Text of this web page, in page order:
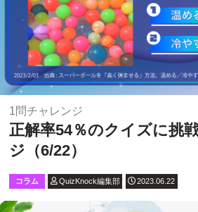
1問チャレンジ
正解率54％のクイズに挑
ジ（6/22）
コラム QuizKnock編集部 2023.06.22